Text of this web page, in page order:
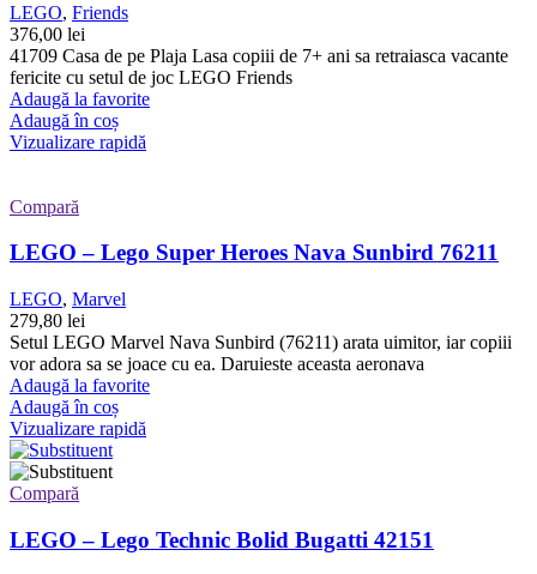
LEGO, Friends
376,00 lei
41709 Casa de pe Plaja Lasa copiii de 7+ ani sa retraiasca vacante
fericite cu setul de joc LEGO Friends
Adaugă la favorite
Adaugă în coș
Vizualizare rapidă
Compară
LEGO – Lego Super Heroes Nava Sunbird 76211
LEGO, Marvel
279,80 lei
Setul LEGO Marvel Nava Sunbird (76211) arata uimitor, iar copiii
vor adora sa se joace cu ea. Daruieste aceasta aeronava
Adaugă la favorite
Adaugă în coș
Vizualizare rapidă
Compară
LEGO – Lego Technic Bolid Bugatti 42151